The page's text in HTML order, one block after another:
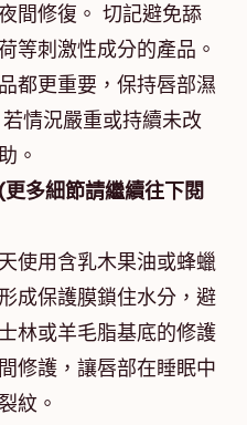
間修復。 切記避免舔
等刺激性成分的產品。
都更重要，保持唇部濕
情況嚴重或持續未改
。
多細節請繼續往下閱
使用含乳木果油或蜂蠟
成保護膜鎖住水分，避
林或羊毛脂基底的修護
修護，讓唇部在睡眠中
紋。